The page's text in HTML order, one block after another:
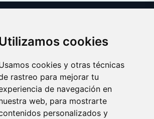
cookies
cookies y otras técnicas
rastreo para mejorar tu
de navegación en
web, para mostrarte
personalizados y